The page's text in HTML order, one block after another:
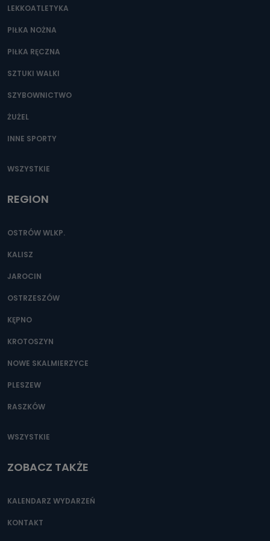
Przetwarzane kategorie Państwa danych osobowych to
zostały przekazane w Państwa imieniu) lub dane osobowe,
które zostały zebrane ze źródeł publicznie dostępnych, w
kontaktowy, adres korespondencyjny. Odbiorcą Pastwa
oraz partnerzy wspomagający administratora w jego
biznesowej działalności.
Jak skontaktować się z inspektorem
danych osobowych?
Można to zrobić pod numerem telefonu 62 735-51-05 lub
e-mailowo pod adresem: poczta@tvproart.pl
LEKKOATLETYKA
PIŁKA NOŻNA
PIŁKA RĘCZNA
SZTUKI WALKI
SZYBOWNICTWO
ŻUŻEL
INNE SPORTY
WSZYSTKIE
REGION
OSTRÓW WLKP.
KALISZ
JAROCIN
OSTRZESZÓW
KĘPNO
KROTOSZYN
NOWE SKALMIERZYCE
PLESZEW
RASZKÓW
WSZYSTKIE
ZOBACZ TAKŻE
KALENDARZ WYDARZEŃ
KONTAKT